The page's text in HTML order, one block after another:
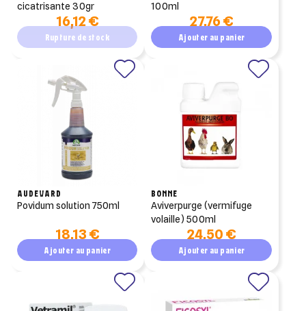
cicatrisante 30gr
16,12 €
Rupture de stock
100ml
27,76 €
Ajouter au panier
AUDEVARD
povidum solution 750ml
18,13 €
Ajouter au panier
BONNE
aviverpurge (vermifuge
volaille) 500ml
24,50 €
Ajouter au panier